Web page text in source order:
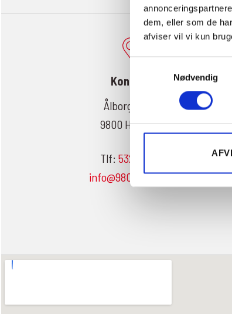
dem, eller som de
afviser vil vi kun
Nødvendig
Kontakt
Ålborgvej 78
9800 Hjørring
Tlf: 53253554
info@9800auto.dk